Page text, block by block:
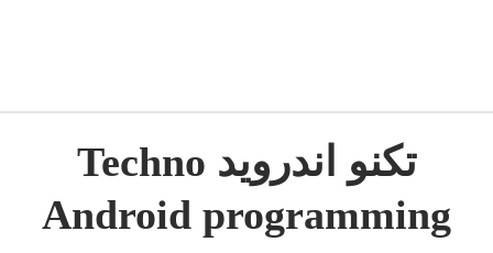
تكنو اندرويد Techno
Android programming